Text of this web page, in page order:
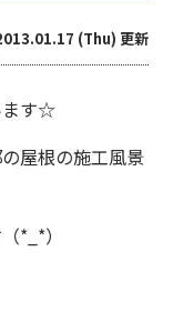
(Thu) 更新
ます☆
屋根の施工風景
*_*）